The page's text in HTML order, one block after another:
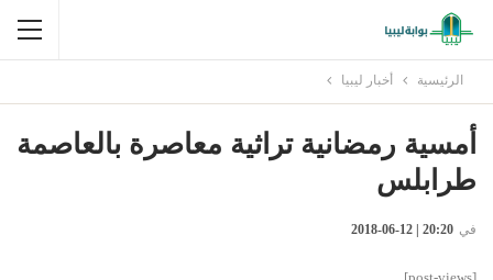
الرئيسية أخبار ليبيا
‏أمسية رمضانية تراثية معاصرة بالعاصمة
طرابلس
في 20:20 | 12-06-2018